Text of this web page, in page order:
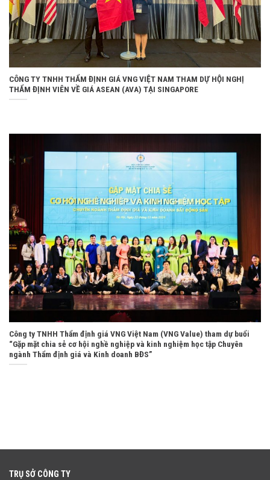
CÔNG TY TNHH THẨM ĐỊNH GIÁ VNG VIỆT NAM THAM DỰ HỘI NGHỊ
THẨM ĐỊNH VIÊN VỀ GIÁ ASEAN (AVA) TẠI SINGAPORE
Công ty TNHH Thẩm định giá VNG Việt Nam (VNG Value) tham dự buổi
“Gặp mặt chia sẻ cơ hội nghề nghiệp và kinh nghiệm học tập Chuyên
ngành Thẩm định giá và Kinh doanh BĐS”
TRỤ SỞ CÔNG TY